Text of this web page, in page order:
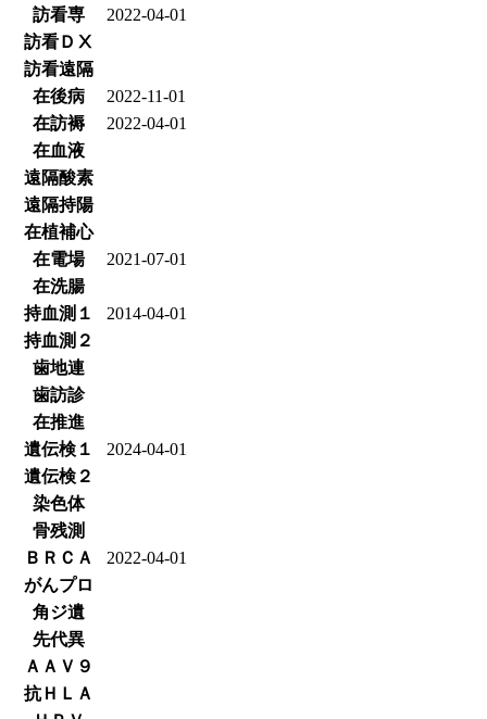
訪看専
2022-04-01
訪看ＤⅩ
訪看遠隔
在後病
2022-11-01
在訪褥
2022-04-01
在血液
遠隔酸素
遠隔持陽
在植補心
在電場
2021-07-01
在洗腸
持血測１
2014-04-01
持血測２
歯地連
歯訪診
在推進
遺伝検１
2024-04-01
遺伝検２
染色体
骨残測
ＢＲＣＡ
2022-04-01
がんプロ
角ジ遺
先代異
ＡＡＶ９
抗ＨＬＡ